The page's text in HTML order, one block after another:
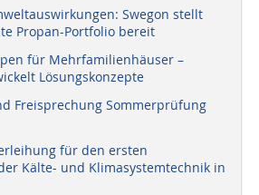
Swegon stellt
Propan-Portfolio bereit
für Mehrfamilienhäuser –
Lösungskonzepte
Freisprechung Sommerprüfung
für den ersten
Kälte- und Klimasystemtechnik in